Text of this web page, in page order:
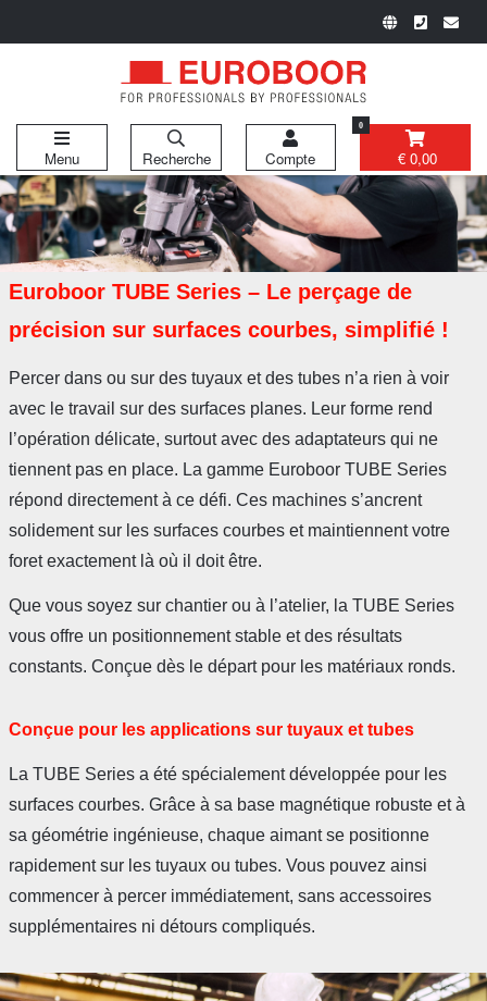
Menu Recherche Compte
0
€ 0,00
Euroboor TUBE Series – Le perçage de
précision sur surfaces courbes, simplifié !
Percer dans ou sur des tuyaux et des tubes n’a rien à voir
avec le travail sur des surfaces planes. Leur forme rend
l’opération délicate, surtout avec des adaptateurs qui ne
tiennent pas en place. La gamme Euroboor TUBE Series
répond directement à ce défi. Ces machines s’ancrent
solidement sur les surfaces courbes et maintiennent votre
foret exactement là où il doit être.
Que vous soyez sur chantier ou à l’atelier, la TUBE Series
vous offre un positionnement stable et des résultats
constants. Conçue dès le départ pour les matériaux ronds.
Conçue pour les applications sur tuyaux et tubes
La TUBE Series a été spécialement développée pour les
surfaces courbes. Grâce à sa base magnétique robuste et à
sa géométrie ingénieuse, chaque aimant se positionne
rapidement sur les tuyaux ou tubes. Vous pouvez ainsi
commencer à percer immédiatement, sans accessoires
supplémentaires ni détours compliqués.